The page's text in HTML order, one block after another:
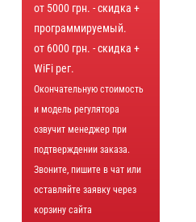
от 5000 грн. - скидка +
программируемый.
от 6000 грн. - скидка +
WiFi рег.
Окончательную стоимость
и модель регулятора
озвучит менеджер при
подтверждении заказа.
Звоните, пишите в чат или
оставляйте заявку через
корзину сайта